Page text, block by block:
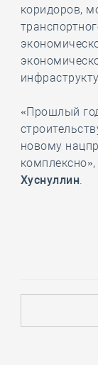
коридоров,
«Прошлый
новому
Хуснуллин.